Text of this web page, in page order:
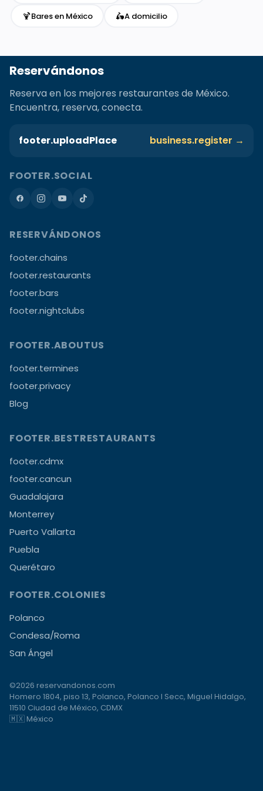
🍹Bares en México 🛵A domicilio
Reservándonos
Reserva en los mejores restaurantes de México.
Encuentra, reserva, conecta.
footer.uploadPlace business.register →
FOOTER.SOCIAL
RESERVÁNDONOS
footer.chains
footer.restaurants
footer.bars
footer.nightclubs
FOOTER.ABOUTUS
footer.termines
footer.privacy
Blog
FOOTER.BESTRESTAURANTS
footer.cdmx
footer.cancun
Guadalajara
Monterrey
Puerto Vallarta
Puebla
Querétaro
FOOTER.COLONIES
Polanco
Condesa/Roma
San Ángel
©2026 reservandonos.com
Homero 1804, piso 13, Polanco, Polanco I Secc, Miguel Hidalgo,
11510 Ciudad de México, CDMX
🇲🇽 México